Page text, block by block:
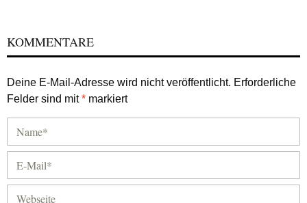
KOMMENTARE
Deine E-Mail-Adresse wird nicht veröffentlicht. Erforderliche
Felder sind mit* markiert